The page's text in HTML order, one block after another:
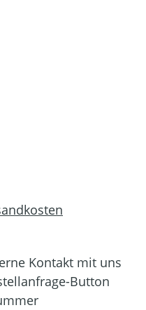
Kontakt mit uns
Button